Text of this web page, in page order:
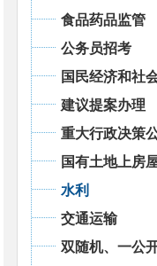
食品药品监管
公务员招考
国民经济和社
建议提案办理
重大行政决策
国有土地上房
水利
交通运输
双随机、一公